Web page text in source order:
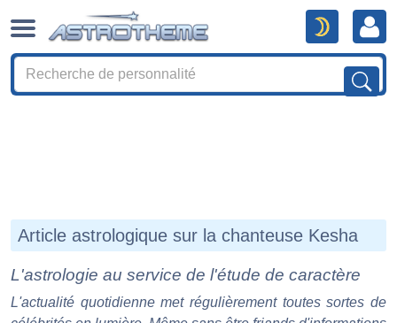
Article astrologique sur la chanteuse Kesha
L'astrologie au service de l'étude de caractère
L'actualité quotidienne met régulièrement toutes sortes de